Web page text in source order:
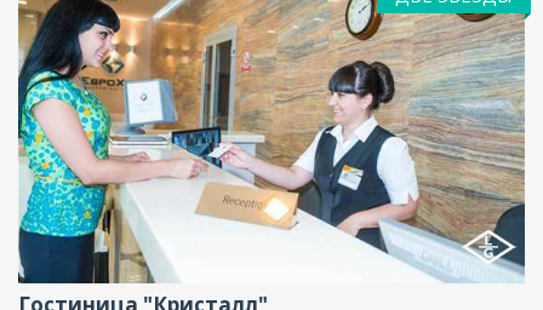
Ресторан, Бар, СПА/Оздоровительный центр,
Интернет, Баня, Конференц-зал